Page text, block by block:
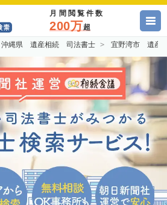
月間閲覧件数
200万超
沖縄県 遺産相続 司法書士 宜野湾市 遺産